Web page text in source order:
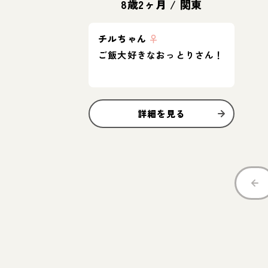
8歳2ヶ月 / 関東
チルちゃん ♀
ご飯大好きなおっとりさん！
詳細を見る